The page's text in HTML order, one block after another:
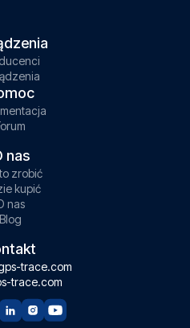
nas
zrobić
kupić
nas
Blog
trace.com
trace.com